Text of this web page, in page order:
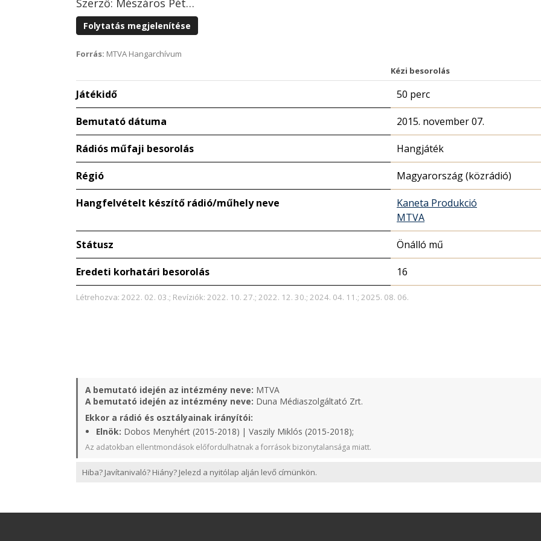
Szerző: Mészáros Pét…
Folytatás megjelenítése
Forrás: MTVA Hangarchívum
Kézi besorolás
Játékidő 50 perc
Bemutató dátuma 2015. november 07.
Rádiós műfaji besorolás Hangjáték
Régió Magyarország (közrádió)
Hangfelvételt készítő rádió/műhely neve
Kaneta Produkció
MTVA
Státusz Önálló mű
Eredeti korhatári besorolás 16
Létrehozva: 2022. 02. 03.; Revíziók: 2022. 10. 27.; 2022. 12. 30.; 2024. 04. 11.; 2025. 08. 06.
A bemutató idején az intézmény neve: MTVA
A bemutató idején az intézmény neve: Duna Médiaszolgáltató Zrt.
Ekkor a rádió és osztályainak irányítói:
Elnök: Dobos Menyhért (2015-2018) | Vaszily Miklós (2015-2018);
Az adatokban ellentmondások előfordulhatnak a források bizonytalansága miatt.
Hiba? Javítanivaló? Hiány? Jelezd a nyitólap alján levő címünkön.